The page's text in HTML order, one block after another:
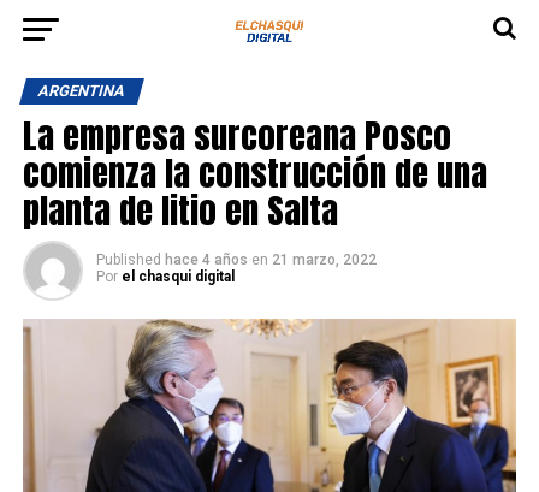
ARGENTINA
La empresa surcoreana Posco
comienza la construcción de una
planta de litio en Salta
Published hace 4 años en 21 marzo, 2022
Por el chasqui digital